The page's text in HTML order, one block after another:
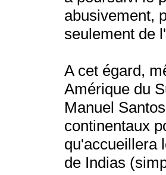
abusivement,
seulement de
A cet égard,
Amérique du
Manuel
continentaux
qu'accueillera
de Indias